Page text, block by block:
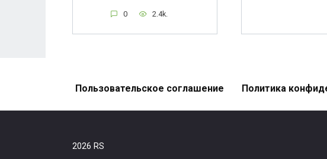
0 2.4k.
Пользовательское соглашение Политика
2026 RS